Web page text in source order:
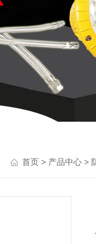
首页 > 产品中心 >